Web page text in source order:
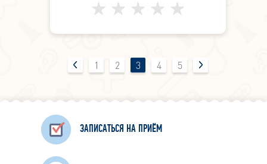
1 2 3 4 5
ЗАПИСАТЬСЯ НА ПРИЁМ